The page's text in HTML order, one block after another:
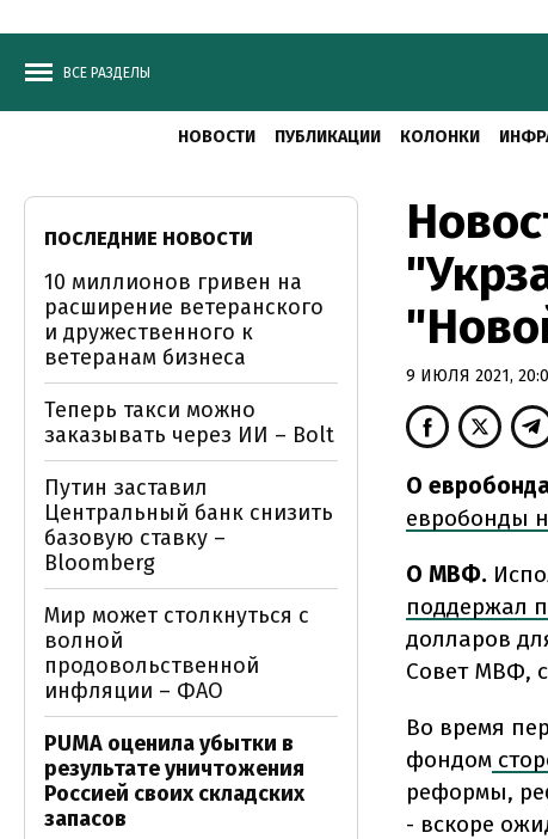
ВСЕ РАЗДЕЛЫ
НОВОСТИ ПУБЛИКАЦИИ КОЛОНКИ
9 ИЮЛЯ 2021,
О
евробонды
О МВФ.
поддержал
долларов
Совет МВФ,
Во время
фондом
реформы,
- вскоре
ПОСЛЕДНИЕ НОВОСТИ
10 миллионов гривен на
расширение ветеранского
и дружественного к
ветеранам бизнеса
Теперь такси можно
заказывать через ИИ – Bolt
Путин заставил
Центральный банк снизить
базовую ставку –
Bloomberg
Мир может столкнуться с
волной
продовольственной
инфляции – ФАО
PUMA оценила убытки в
результате уничтожения
Россией своих складских
запасов